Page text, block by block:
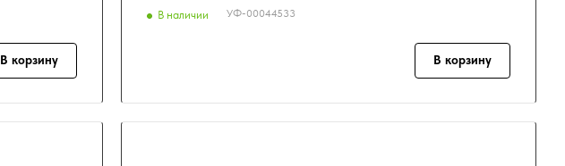
В корзину
В наличии УФ-00044533
В корзину